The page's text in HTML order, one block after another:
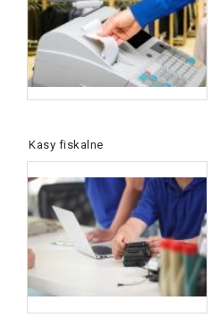
Kasy fiskalne